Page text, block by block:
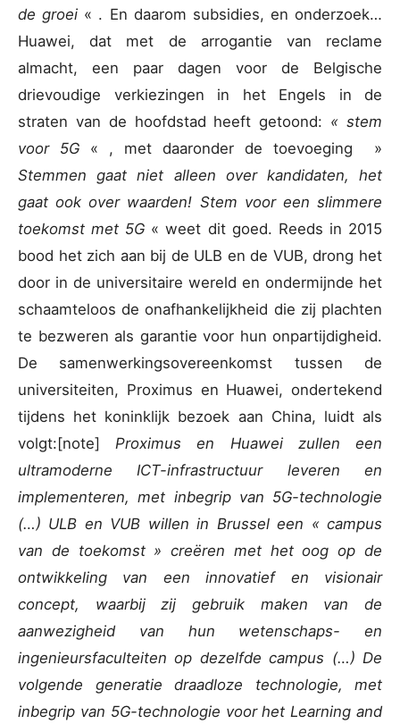
de groei « . En daarom subsidies, en onderzoek…
Huawei, dat met de arrogantie van reclame
almacht, een paar dagen voor de Belgische
drievoudige verkiezingen in het Engels in de
straten van de hoofdstad heeft getoond: « stem
voor 5G « , met daaronder de toevoeging »
Stemmen gaat niet alleen over kandidaten, het
gaat ook over waarden! Stem voor een slimmere
toekomst met 5G « weet dit goed. Reeds in 2015
bood het zich aan bij de ULB en de VUB, drong het
door in de universitaire wereld en ondermijnde het
schaamteloos de onafhankelijkheid die zij plachten
te bezweren als garantie voor hun onpartijdigheid.
De samenwerkingsovereenkomst tussen de
universiteiten, Proximus en Huawei, ondertekend
tijdens het koninklijk bezoek aan China, luidt als
volgt:[note]Proximus en Huawei zullen een
ultramoderne ICT-infrastructuur leveren en
implementeren, met inbegrip van 5G-technologie
(…) ULB en VUB willen in Brussel een « campus
van de toekomst » creëren met het oog op de
ontwikkeling van een innovatief en visionair
concept, waarbij zij gebruik maken van de
aanwezigheid van hun wetenschaps- en
ingenieursfaculteiten op dezelfde campus (…) De
volgende generatie draadloze technologie, met
inbegrip van 5G-technologie voor het Learning and